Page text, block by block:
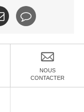
NOUS
CONTACTER